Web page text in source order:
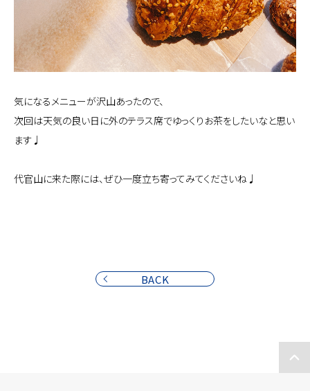
気になるメニューが沢山あったので、
次回は天気の良い日に外のテラス席でゆっくりお茶をしたいなと思い
ます♩
代官山に来た際には、ぜひ一度立ち寄ってみてくださいね♩
BACK